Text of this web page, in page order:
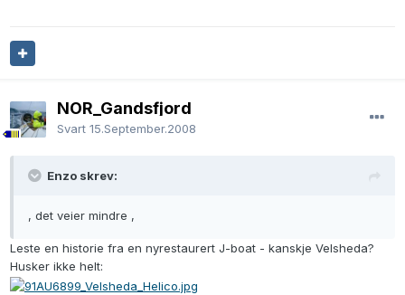
NOR_Gandsfjord
Svart 15.September.2008
Enzo skrev:
, det veier mindre ,
Leste en historie fra en nyrestaurert J-boat - kanskje Velsheda?
Husker ikke helt: